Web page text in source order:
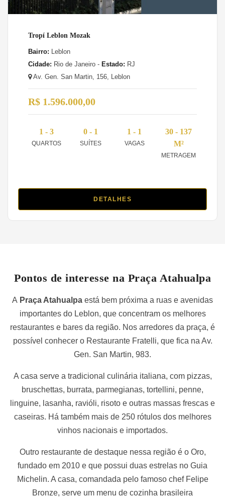
Tropí Leblon Mozak
Bairro: Leblon
Cidade: Rio de Janeiro - Estado: RJ
Av. Gen. San Martin, 156, Leblon
R$ 1.596.000,00
1 - 3
QUARTOS
0 - 1
SUÍTES
1 - 1
VAGAS
30 - 137
M²
METRAGEM
DETALHES
Pontos de interesse na Praça Atahualpa
A Praça Atahualpa está bem próxima a ruas e avenidas
importantes do Leblon, que concentram os melhores
restaurantes e bares da região. Nos arredores da praça, é
possível conhecer o Restaurante Fratelli, que fica na Av.
Gen. San Martin, 983.
A casa serve a tradicional culinária italiana, com pizzas,
bruschettas, burrata, parmegianas, tortellini, penne,
linguine, lasanha, ravióli, risoto e outras massas frescas e
caseiras. Há também mais de 250 rótulos dos melhores
vinhos nacionais e importados.
Outro restaurante de destaque nessa região é o Oro,
fundado em 2010 e que possui duas estrelas no Guia
Michelin. A casa, comandada pelo famoso chef Felipe
Bronze, serve um menu de cozinha brasileira